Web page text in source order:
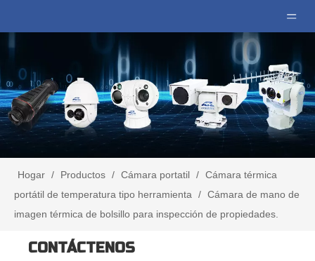
Hogar / Productos / Cámara portatil / Cámara térmica
portátil de temperatura tipo herramienta
/ Cámara de mano de
imagen térmica de bolsillo para inspección de propiedades.
CONTÁCTENOS